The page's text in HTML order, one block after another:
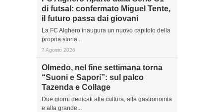
di futsal: confermato Miguel Tente,
il futuro passa dai giovani
La FC Alghero inaugura un nuovo capitolo della
propria storia...
7 Agosto 2026
Olmedo, nel fine settimana torna
“Suoni e Sapori”: sul palco
Tazenda e Collage
Due giorni dedicati alla cultura, alla gastronomia
e alla grande...